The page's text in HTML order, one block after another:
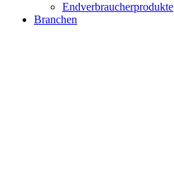
Endverbraucherprodukte
Branchen